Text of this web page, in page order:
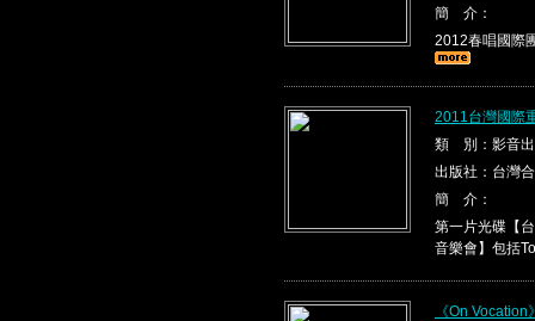
簡 介：
2012春唱國際
2011台灣國際
類 別：影音
出版社：台灣
簡 介：
第一片光碟【
音樂會】包括
《On